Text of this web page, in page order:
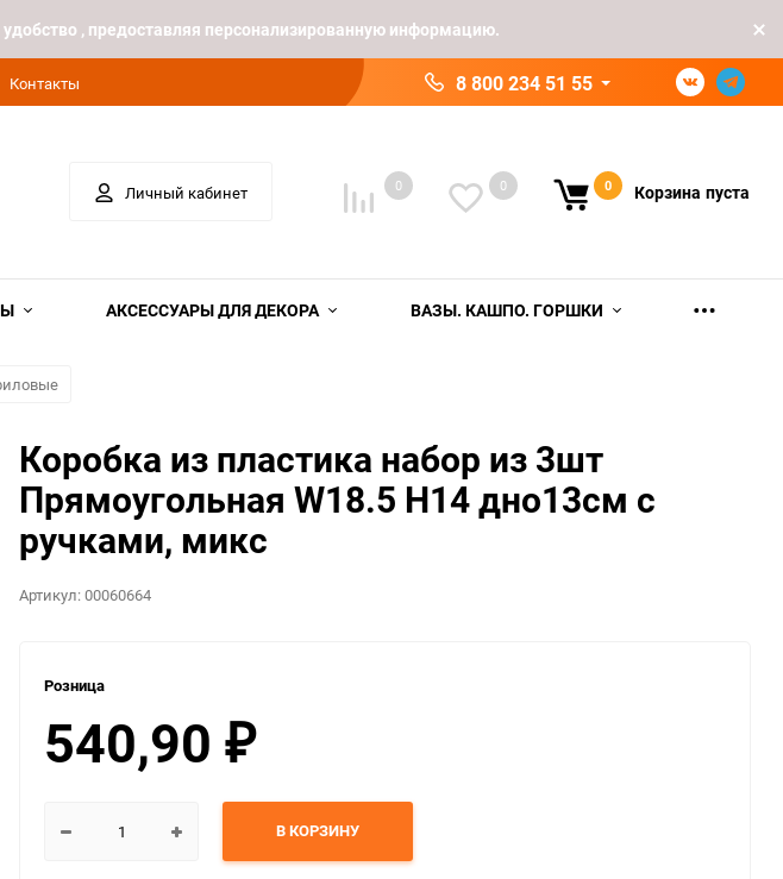
, предоставляя персонализированную информацию.
Контакты 8 800 234 51 55
Личный кабинет 0 0 0 Корзина пуста
АКСЕССУАРЫ ДЛЯ ДЕКОРА ВАЗЫ. КАШПО. ГОРШКИ
Коробка из пластика набор из 3шт
Прямоугольная W18.5 H14 дно13см с
ручками, микс
Артикул:00060664
Розница
540,90 ₽
В КОРЗИНУ